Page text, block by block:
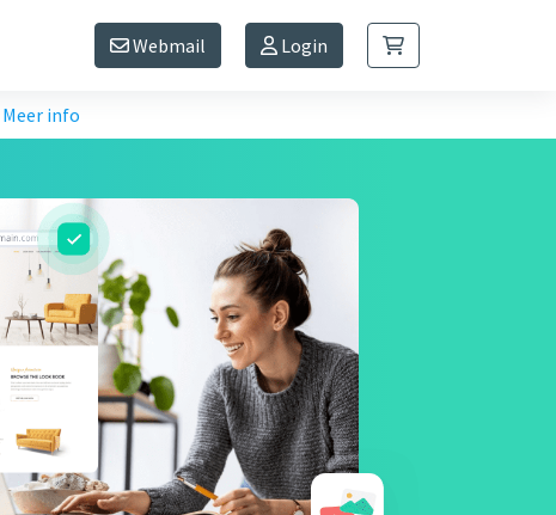
Webmail Login
Meer info